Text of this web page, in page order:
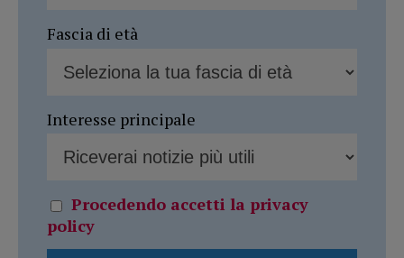
Fascia di età
Interesse principale
Procedendo accetti la privacy
policy